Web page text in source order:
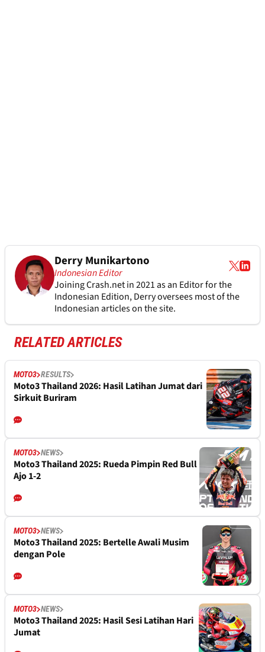
Derry Munikartono
Indonesian Editor
Joining Crash.net in 2021 as an Editor for the
Indonesian Edition, Derry oversees most of the
Indonesian articles on the site.
RELATED ARTICLES
MOTO3 RESULTS
Moto3 Thailand 2026: Hasil Latihan Jumat dari
Sirkuit Buriram
MOTO3 NEWS
Moto3 Thailand 2025: Rueda Pimpin Red Bull
Ajo 1-2
MOTO3 NEWS
Moto3 Thailand 2025: Bertelle Awali Musim
dengan Pole
MOTO3 NEWS
Moto3 Thailand 2025: Hasil Sesi Latihan Hari
Jumat